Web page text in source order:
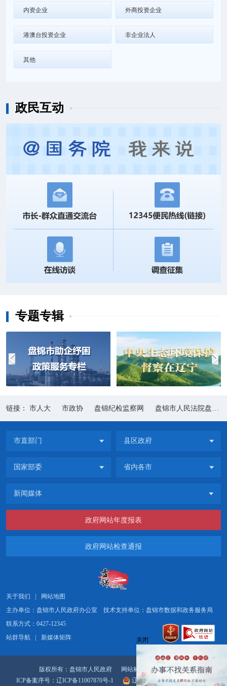
内资企业 外商投资企业
港澳台投资企业 非企业法人
其他
政民互动
专题专辑
关闭
链接： 市人大 市政协 盘锦纪检监察网 盘锦市人民法院盘锦市人民法院
政府网站年度报表
政府网站检查通报
关于我们
网站地图
主办单位：盘锦市人民政府办公室
技术支持单位：盘锦市数据和政务服务局
联系方式：0427-12345
站群导航
新媒体矩阵
版权所有：盘锦市人民政府
网站标识码：2111000031
ICP备案序号：辽ICP备11007870号-1
辽公网安备21110002000056号